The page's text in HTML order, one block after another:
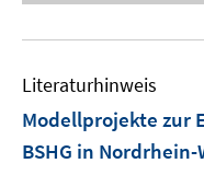
Literaturhinweis
Modellprojekte zur
BSHG in